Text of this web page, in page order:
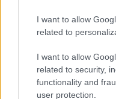
I want to allow
related to
I want to allow
related to security,
functionality and
user protection.
«Είμαι πολύ
αυτή την
στους
ο οποίος πέρα από
σε άλλα θύματα